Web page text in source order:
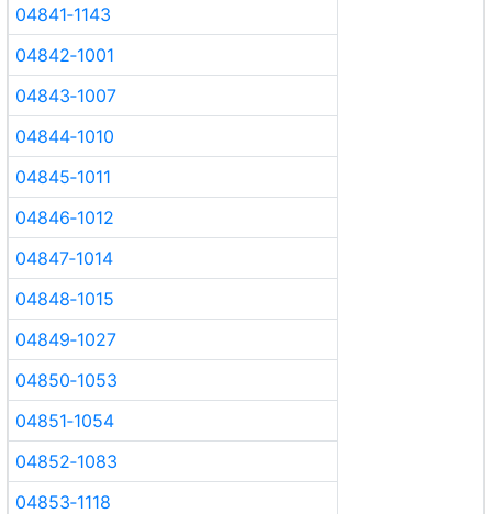
04841‑1143
04842‑1001
04843‑1007
04844‑1010
04845‑1011
04846‑1012
04847‑1014
04848‑1015
04849‑1027
04850‑1053
04851‑1054
04852‑1083
04853‑1118